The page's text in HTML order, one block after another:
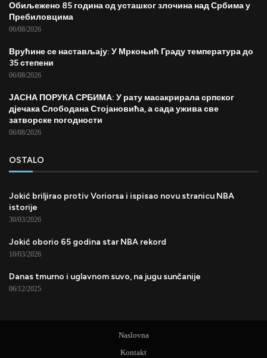
Обиљежено 85 година од усташког злочина над Србима у
Пребиловцима
06/08/2026
Врућине се настављају: У Мркоњић Граду температура до
35 степени
06/08/2026
ЈАСНА ПОРУКА СРБИМА: У рату масакрирала српског
дјечака Слободана Стојановића, а сада ужива све
затворске погодности
06/08/2026
OSTALO
Jokić briljirao protiv Voriorsa i ispisao novu stranicu NBA
istorije
30/03/2026
Jokić oborio 65 godina star NBA rekord
10/03/2026
Danas tmurno i uglavnom suvo, na jugu sunčanije
06/12/2025
Naslovna
Kontakt